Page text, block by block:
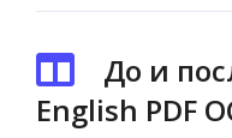
До и
English PDF